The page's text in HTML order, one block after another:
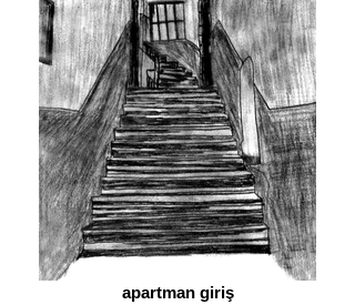
apartman giriş